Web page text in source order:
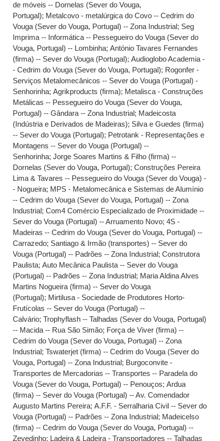
de móveis -- Dornelas (Sever do Vouga,
Portugal); Metalcovo - metalúrgica do Covo -- Cedrim do
Vouga (Sever do Vouga, Portugal) -- Zona Industrial; Seg
Imprima -- Informática -- Pessegueiro do Vouga (Sever do
Vouga, Portugal) -- Lombinha;António Tavares Fernandes
(firma) -- Sever do Vouga (Portugal);Audioglobo Academia -
- Cedrim do Vouga (Sever do Vouga, Portugal); Rogonfer -
Serviços Metalomecânicos -- Sever do Vouga (Portugal) -
Senhorinha;Agrikproducts (firma); Metalisca - Construções
Metálicas -- Pessegueiro do Vouga (Sever do Vouga,
Portugal) -- Gândara -- Zona Industrial; Madeicosta
(Indústria e Derivados de Madeiras); Silva e Guedes (firma)
-- Sever do Vouga (Portugal); Petrotank - Representações e
Montagens -- Sever do Vouga (Portugal) --
Senhorinha;Jorge Soares Martins & Filho (firma) --
Dornelas (Sever do Vouga, Portugal);Construções Pereira
Lima & Tavares -- Pessegueiro do Vouga (Sever do Vouga) -
- Nogueira; MPS - Metalomecânica e Sistemas de Alumínio
-- Cedrim do Vouga (Sever do Vouga, Portugal) -- Zona
Industrial;Com4 Comércio Especializado de Proximidade --
Sever do Vouga (Portugal) -- Arruamento Novo;4S -
Madeiras -- Cedrim do Vouga (Sever do Vouga, Portugal) --
Carrazedo; Santiago & Irmão (transportes) -- Sever do
Vouga (Portugal) -- Padrões -- Zona Industrial;Construtora
Paulista;Auto Mecânica Paulista -- Sever do Vouga
(Portugal) -- Padrões -- Zona Industrial; Maria Aldina Alves
Martins Nogueira (firma) -- Sever do Vouga
(Portugal); Mirtilusa - Sociedade de Produtores Horto-
Frutícolas -- Sever do Vouga (Portugal) --
Calvário;Trophyflash -- Talhadas (Sever do Vouga, Portugal)
-- Macida -- Rua São Simão; Força de Viver (firma) --
Cedrim do Vouga (Sever do Vouga, Portugal) -- Zona
Industrial;Tswaterjet (firma) -- Cedrim do Vouga (Sever do
Vouga, Portugal) -- Zona Industrial; Burgoconvite -
Transportes de Mercadorias -- Transportes -- Paradela do
Vouga (Sever do Vouga, Portugal) -- Penouços;Ardua
(firma) -- Sever do Vouga (Portugal) -- Av. Comendador
Augusto Martins Pereira;A.F.F. - Serralharia Civil -- Sever do
Vouga (Portugal) -- Padrões -- Zona Industrial; Madeicelso
(firma) -- Cedrim do Vouga (Sever do Vouga, Portugal) --
Zevedinho; Ladeira & Ladeira - Transportadores -- Talhadas